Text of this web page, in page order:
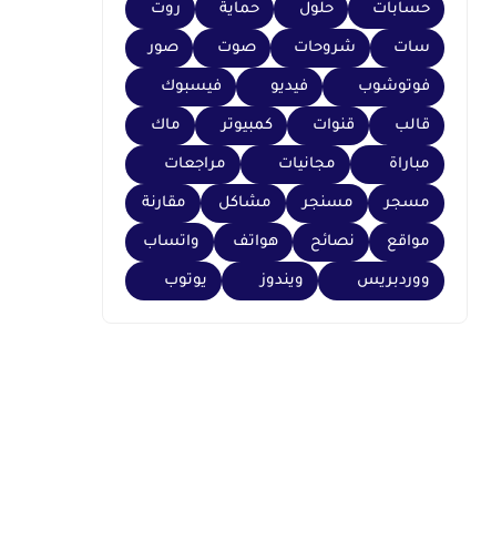
حسابات حلول حماية روت
سات شروحات صوت صور
فوتوشوب فيديو فيسبوك
قالب قنوات كمبيوتر ماك
مباراة مجانيات مراجعات
مسجر مسنجر مشاكل مقارنة
مواقع نصائح هواتف واتساب
ووردبريس ويندوز يوتوب